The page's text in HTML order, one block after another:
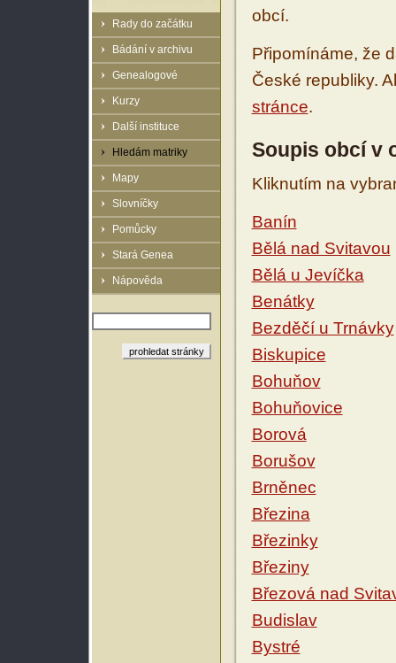
Rady do začátku
Bádání v archivu
Genealogové
Kurzy
Další instituce
Hledám matriky
Mapy
Slovníčky
Pomůcky
Stará Genea
Nápověda
obcí.
Připomínáme, že
České republiky.
stránce.
Soupis obcí v
Kliknutím na
Banín
Bělá nad Svitavou
Bělá u Jevíčka
Benátky
Bezděčí u Trnávky
Biskupice
Bohuňov
Bohuňovice
Borová
Borušov
Brněnec
Březina
Březinky
Březiny
Březová nad
Budislav
Bystré